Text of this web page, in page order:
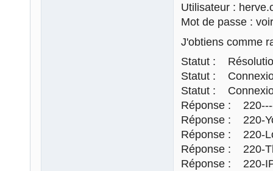
Utilisateur :
Mot de passe :
J'obtiens comme
Statut :
Statut :
Statut :
Réponse :
Réponse : 220-
Réponse : 220-
Réponse : 220-
Réponse : 220-